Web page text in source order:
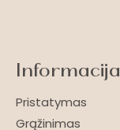
Informacija
Pristatymas
Grąžinimas